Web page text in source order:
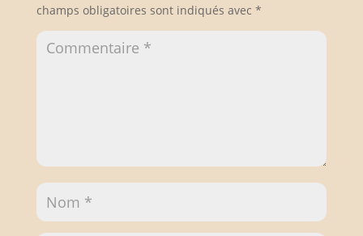
champs obligatoires sont indiqués avec *